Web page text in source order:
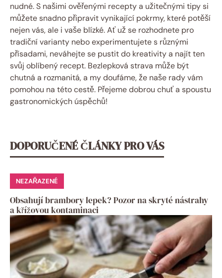
nudné. S našimi ověřenými recepty a užitečnými tipy si
můžete snadno připravit vynikající pokrmy, které potěší
nejen vás,​ ale i vaše blízké. Ať už se rozhodnete pro
tradiční varianty nebo ⁣experimentujete s různými
přísadami, neváhejte se pustit do kreativity a najít‌ ten
svůj oblíbený recept. Bezlepková strava může být
chutná a rozmanitá, a my doufáme, že naše rady vám
pomohou na⁢ této cestě. Přejeme dobrou chuť a⁤ spoustu‌
gastronomických úspěchů!
DOPORUČENÉ ČLÁNKY PRO VÁS
NEZAŘAZENÉ
Obsahují brambory lepek? Pozor na skryté nástrahy
a křížovou kontaminaci